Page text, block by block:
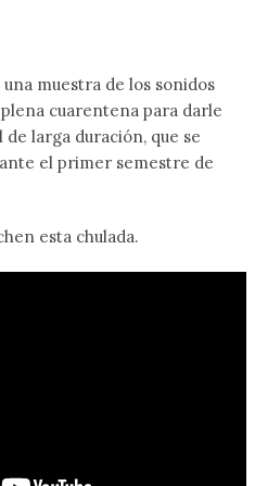
muestra de los sonidos
cuarentena para darle
larga duración, que se
el primer semestre de
esta chulada.